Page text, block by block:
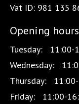
Vat ID: 981 135
Opening hours
Tuesday:
11:00-
Wednesday:
Thursday:
Friday:
11:00-